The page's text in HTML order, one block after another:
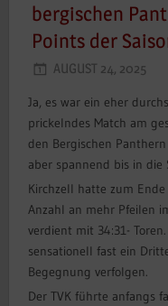
bergischen
Points der
AUGUST 24, 2025
Ja, es war ein eher
prickelndes Match am
den Bergischen
aber spannend bis in die
Kirchzell hatte zum
Anzahl an mehr Pfeilen
verdient mit 34:31-
sensationell fast ein
Begegnung verfolgen.
Der TVK führte anfangs